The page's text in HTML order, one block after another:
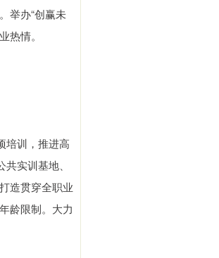
举办“创赢未
热情。
培训，推进高
实训基地、
造贯穿全职业
龄限制。大力